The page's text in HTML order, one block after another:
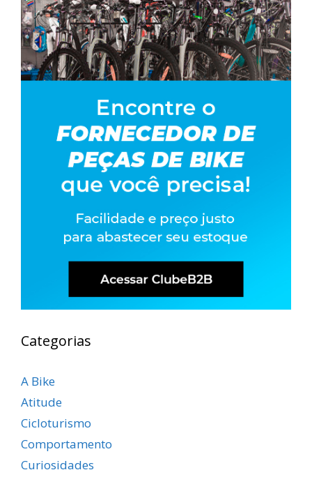
Categorias
A Bike
Atitude
Cicloturismo
Comportamento
Curiosidades